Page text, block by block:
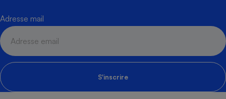
Adresse mail
S'inscrire